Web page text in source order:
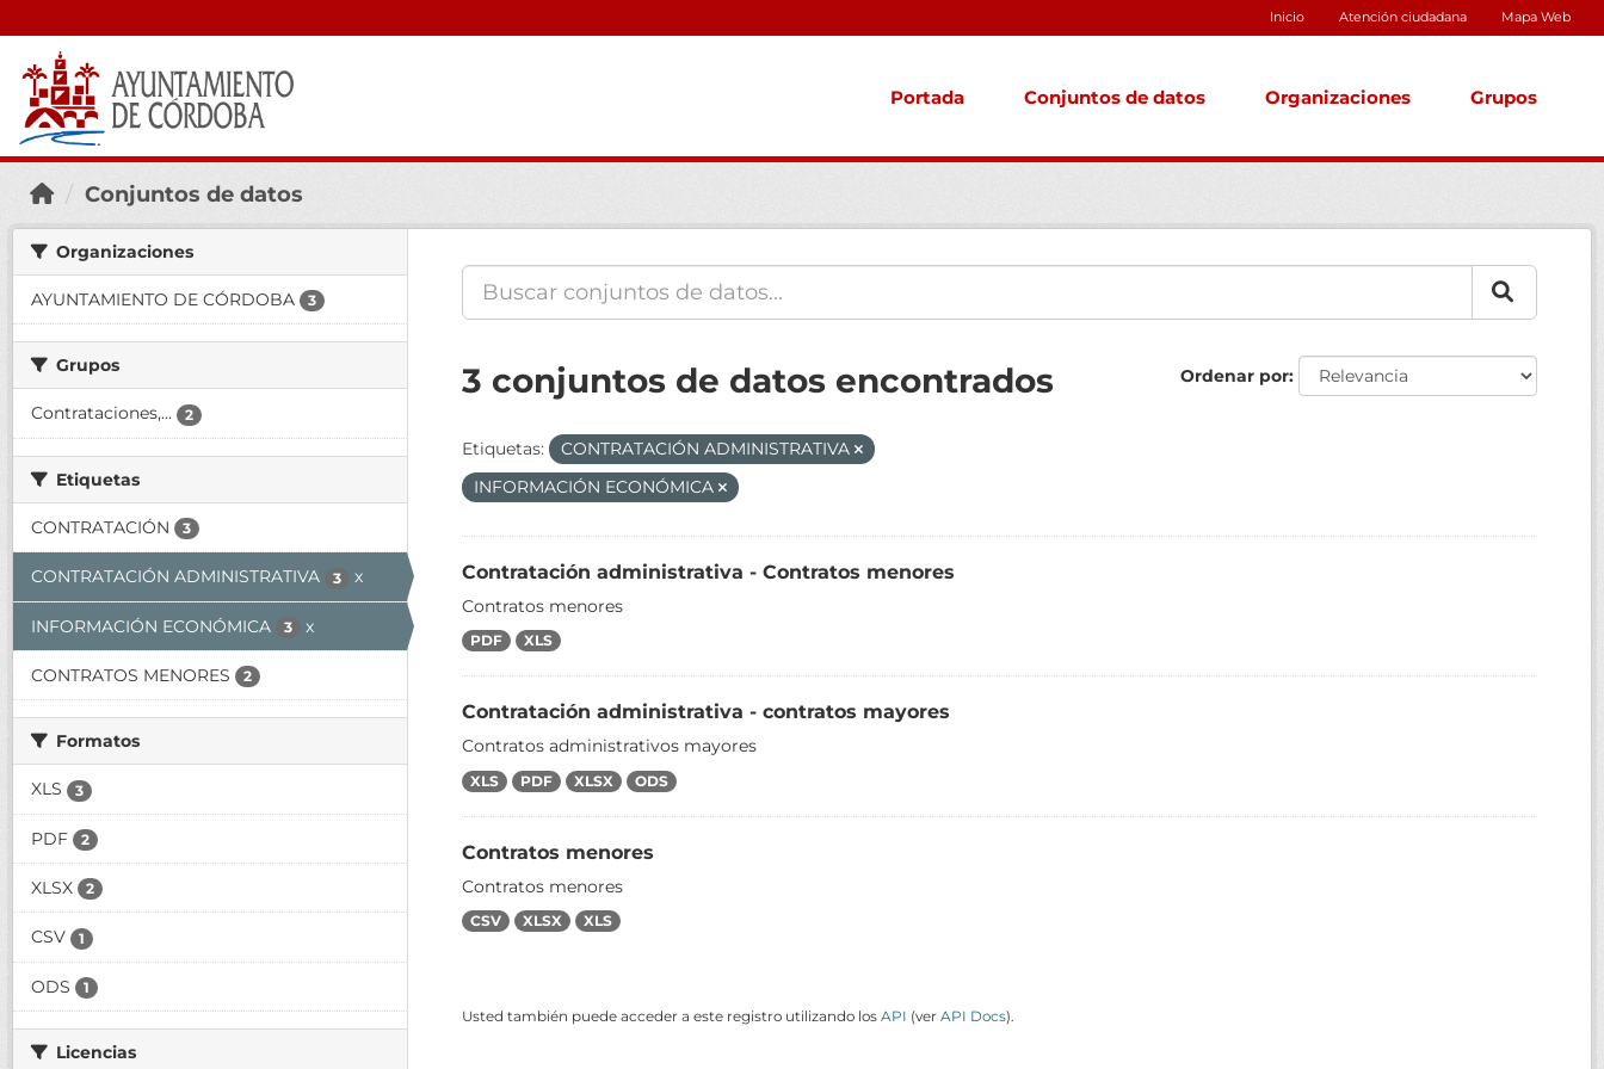
Inicio Atención ciudadana Mapa Web
Portada Conjuntos de datos Organizaciones Grupos
Conjuntos de datos
Organizaciones
AYUNTAMIENTO DE CÓRDOBA 3
Grupos
Contrataciones,... 2
Etiquetas
CONTRATACIÓN 3
CONTRATACIÓN ADMINISTRATIVA 3 x
INFORMACIÓN ECONÓMICA 3 x
CONTRATOS MENORES 2
Formatos
XLS 3
PDF 2
XLSX 2
CSV 1
ODS 1
Licencias
Ordenar por
3 conjuntos de datos encontrados
Etiquetas:
CONTRATACIÓN ADMINISTRATIVA
INFORMACIÓN ECONÓMICA
Contratación administrativa - Contratos menores
Contratos menores
PDF XLS
Contratación administrativa - contratos mayores
Contratos administrativos mayores
XLS PDF XLSX ODS
Contratos menores
Contratos menores
CSV XLSX XLS
Usted también puede acceder a este registro utilizando los API (ver API Docs).